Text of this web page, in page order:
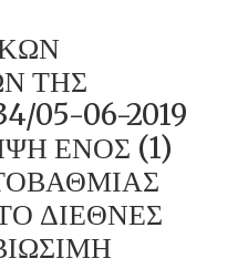
ΤΗΣ
05-06-2019
ΕΝΟΣ (1)
ΔΙΕΘΝΕΣ